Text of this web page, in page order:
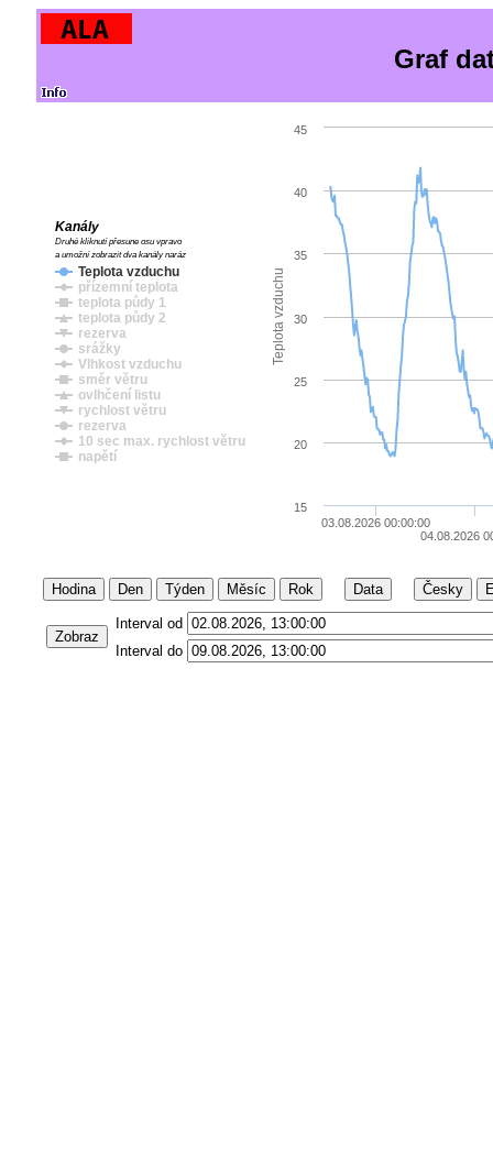
Graf
Teplota vzduchu
Teplota vzduchu
přízemní teplota
teplota půdy 1
teplota půdy 2
rezerva
srážky
Vlhkost vzduchu
směr větru
ovlhčení listu
rychlost větru
rezerva
10 sec max. rychlost větru
napětí
Kanály
Druhé kliknutí přesune osu vpravo
a umožní zobrazit dva kanály naráz
03.08.2026 00:00:00
04.08.2026
15
20
25
30
35
40
45
Hodina Den Týden Měsíc Rok Data Česky
Zobraz
Interval od
Interval do